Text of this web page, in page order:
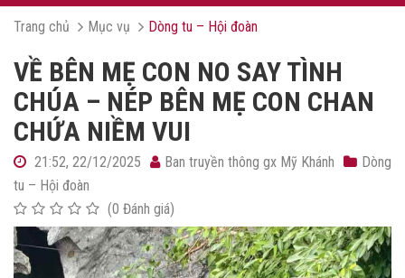
Trang chủ Mục vụ Dòng tu – Hội đoàn
VỀ BÊN MẸ CON NO SAY TÌNH
CHÚA – NÉP BÊN MẸ CON CHAN
CHỨA NIỀM VUI
21:52, 22/12/2025 Ban truyền thông gx Mỹ Khánh
Dòng
tu – Hội đoàn
(0 Đánh giá)